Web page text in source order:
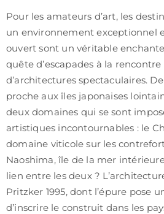
Pour les amateurs d’art, les
un environnement exceptionnel
ouvert sont un véritable
quête d’escapades à la
d’architectures spectaculaires.
proche aux îles japonaises
deux domaines qui se sont
artistiques incontournables : le
domaine viticole sur les
Naoshima, île de la mer
lien entre les deux ?
Pritzker 1995, dont l’épure pose
d’inscrire le construit dans les